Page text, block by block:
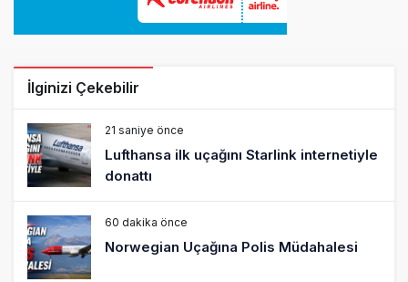
İlginizi Çekebilir
21 saniye önce
Lufthansa ilk uçağını Starlink internetiyle
donattı
60 dakika önce
Norwegian Uçağına Polis Müdahalesi